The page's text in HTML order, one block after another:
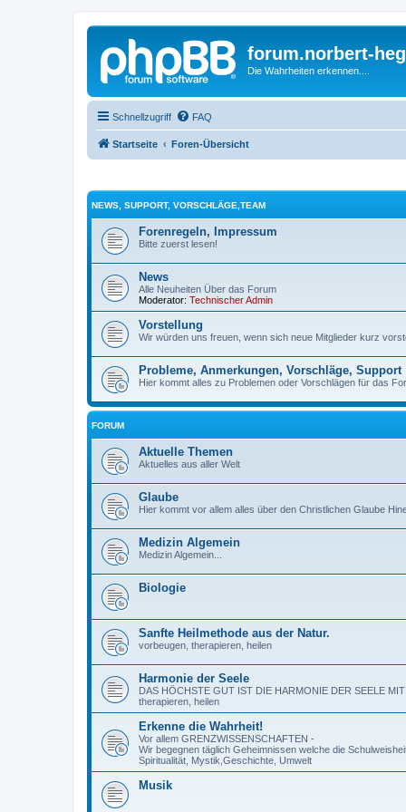
forum.norbert-
Die Wahrheiten erkennen....
Schnellzugriff FAQ
Startseite Foren-Übersicht
NEWS, SUPPORT, VORSCHLÄGE,TEAM
Forenregeln, Impressum
Bitte zuerst lesen!
News
Alle Neuheiten Über das Forum
Moderator: Technischer Admin
Vorstellung
Wir würden uns freuen, wenn sich neue Mitglieder kurz
Probleme, Anmerkungen, Vorschläge, Support
Hier kommt alles zu Problemen oder Vorschlägen für das
FORUM
Aktuelle Themen
Aktuelles aus aller Welt
Glaube
Hier kommt vor allem alles über den Christlichen Glaube
Medizin Algemein
Medizin Algemein...
Biologie
Sanfte Heilmethode aus der Natur.
vorbeugen, therapieren, heilen
Harmonie der Seele
DAS HÖCHSTE GUT IST DIE HARMONIE DER SEELE
therapieren, heilen
Erkenne die Wahrheit!
Vor allem GRENZWISSENSCHAFTEN -
Wir begegnen täglich Geheimnissen welche die
Spiritualität, Mystik,Geschichte, Umwelt
Musik